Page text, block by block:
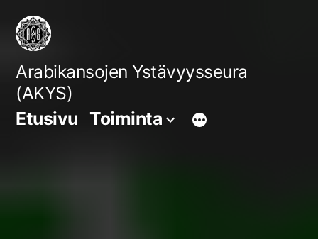
Siirry
sisältöön
Arabikansojen Ystävyysseura
(AKYS)
Etusivu Toiminta